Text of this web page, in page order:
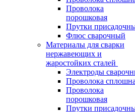
Проволока
порошковая
Прутки
Флюс сварочный
Материалы для сварки
нержавеющих и
жаростойких сталей
Электроды
Проволока
Проволока
порошковая
Прутки